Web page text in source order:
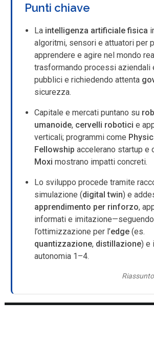
Punti chiave
La intelligenza artificiale fisica
algoritmi, sensori e attuatori per
apprendere e agire nel mondo
trasformando processi aziendali
pubblici e richiedendo attenta
sicurezza.
Capitale e mercati puntano su
umanoide, cervelli robotici e
verticali; programmi come
Fellowship accelerano startup e
Moxi mostrano impatti concreti.
Lo sviluppo procede tramite
simulazione (digital twin) e
apprendimento per rinforzo,
informati e imitazione—seguendo
l’ottimizzazione per l’edge (es.
quantizzazione, distillazione) e
autonomia 1–4.